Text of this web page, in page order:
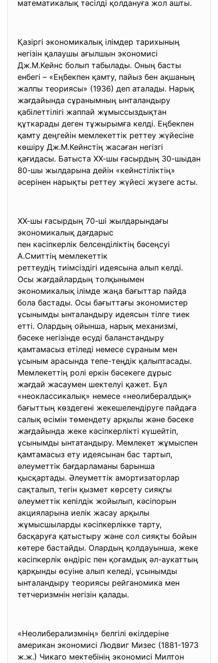
математикалық тәсілді қолдануға жол ашты.
Қазіргі экономикалық ілімдер тарихының
негізін қалаушы ағылшын экономисі
Дж.М.Кейнс болып табылады. Оның басты
енбегі – «Еңбекпен қамту, пайыз бен ақшаның
жалпы теориясы» (1936) деп аталады. Нарық
жағдайында сұранымның ынталандыру
қабілеттілігі жаппай жұмыссыздықтан
құткарады деген тұжырымға келді. Еңбекпен
қамту деңгейін мемлекеттік реттеу жүйесіне
көшіру Дж.М.Кейнстің жасаған негізгі
қағидасы. Батыста ХХ-шы ғасырдың 30-шыдан
80-шы жылдарына дейін «кейнстіліктің»
әсерінен нарықты реттеу жүйесі жүзеге асты.
ХХ-шы ғасырдың 70-ші жылдарындағы
экономикалық дағдарыс
пен кәсіпкерлік белсенділіктің бәсеңсуі
А.Смиттің мемлекеттік
реттеудің тиімсіздігі идеясына алып келді.
Осы жағдайлардың толқынымен
экономикалық ілімде жаңа бағыттар пайда
бола бастады. Осы бағыттағы экономистер
ұсынымды ынталандыру идеясын тілге тиек
етті. Олардың ойынша, нарық механизмі,
бәсеке негізінде өсуді баланстандыру
қамтамасыз етіледі немесе сұраным мен
ұсыным арасында тепе-теңдік қалыптасады.
Мемлекеттің ролі еркін бәсекеге дұрыс
жағдай жасаумен шектелуі қажет. Бұл
«неоклассикалық» немесе «неолибералдық»
бағыттың көздегені жекешелендіруге пайдаға
салық өсімін төмендету арқылы және бәсеке
жағдайында жеке кәсіпкерлікті күшейтіп,
ұсынымды ынтатандыру. Мемлекет жұмыспен
қамтамасыз ету идеясынан бас тартып,
әлеуметтік бағдарламаны барынша
қысқартады. Әлеуметтік амортизаторлар
сақталып, тегін қызмет көрсету сияқгы
әлеуметтік кепілдік жойылып, кәсіпорын
акцияларына иелік жасау арқылы
жұмысшыларды кәсіпкерлікке тарту,
басқаруға қатыстыру және сол сияқты бойын
көтере бастайды. Олардың қолдауынша, жеке
кәсіпкерлік өндіріс пен қоғамдық әл-аукаттың
қарқынды өсуіне алып келеді, ұсынымды
ынталандыру теориясы рейганомика мен
тетчеризмнін негізін қалады.
«Неолиберализмнің» белгілі өкілдеріне
американ экономисі Людвиг Мизес (1881-1973
ж.ж.) Чикаго мектебінің экономисі Милтон